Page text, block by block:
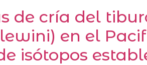
de cría del
en el
isótopos